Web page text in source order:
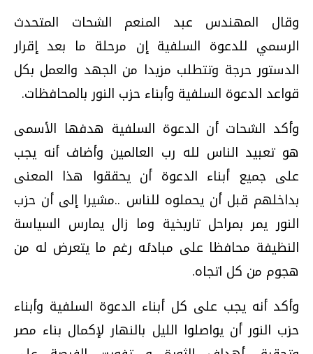
وقال المهندس عبد المنعم الشحات المتحدث
الرسمي للدعوة السلفية إن مرحلة ما بعد إقرار
الدستور حرجة وتتطلب مزيدا من الجهد والعمل بكل
قواعد الدعوة السلفية وأبناء حزب النور بالمحافظات.
وأكد الشحات أن الدعوة السلفية هدفها الأسمى
هو تعبيد الناس لله رب العالمين وأضاف أنه يجب
على جميع أبناء الدعوة أن يحققوا هذا المعنى
بداخلهم قبل أن يحملوه للناس ..مشيرا إلى أن حزب
النور يمر بمراحل تاريخية وما زال يمارس السياسة
النظيفة محافظا على مبادئه رغم ما يتعرض له من
هجوم من كل اتجاه.
وأكد أنه يجب على كل أبناء الدعوة السلفية وأبناء
حزب النور أن يواصلوا الليل بالنهار لإكمال بناء مصر